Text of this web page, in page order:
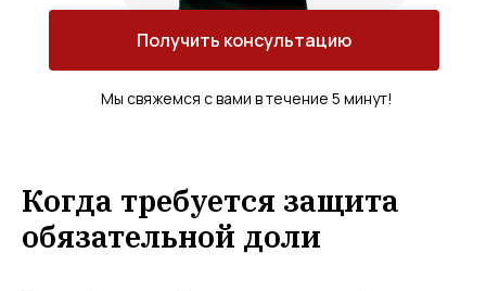
Мы свяжемся с вами в течение 5 минут!
Получить консультацию
Когда требуется защита
обязательной доли